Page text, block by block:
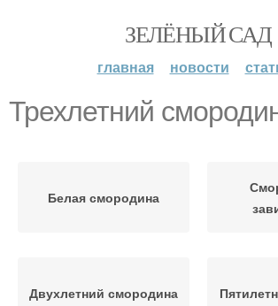
ЗЕЛЁНЫЙ САД
главная новости
Трехлетний
Белая смородина
Двухлетний смородина